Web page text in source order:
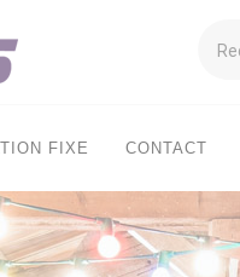
FIXE CONTACT